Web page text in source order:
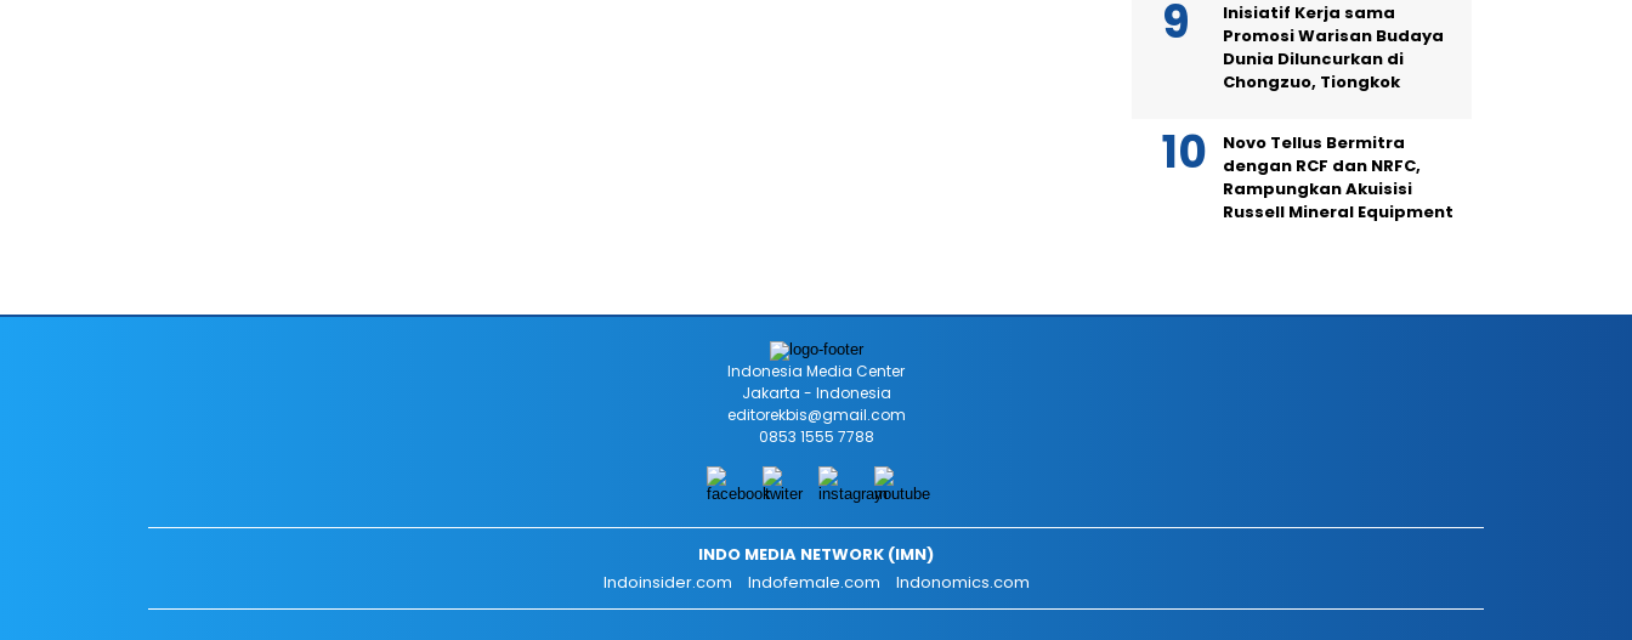
Inisiatif Kerja sama
Promosi Warisan Budaya
Dunia Diluncurkan di
Chongzuo, Tiongkok
Novo Tellus Bermitra
dengan RCF dan NRFC,
Rampungkan Akuisisi
Russell Mineral Equipment
Indonesia Media Center
Jakarta - Indonesia
editorekbis@gmail.com
0853 1555 7788
INDO MEDIA NETWORK (IMN)
Indoinsider.com
Indofemale.com Indonomics.com